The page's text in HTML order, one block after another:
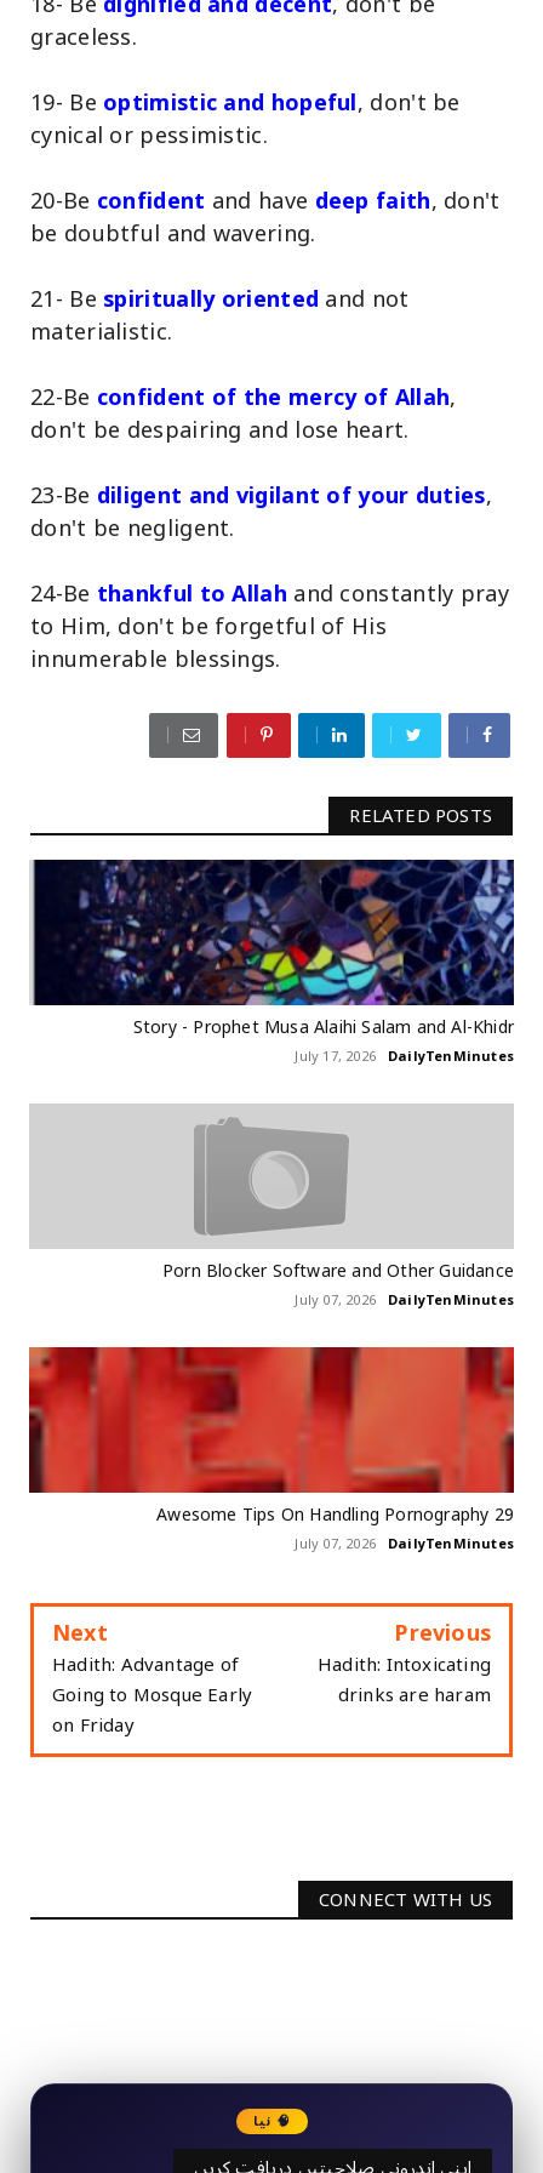
graceless.
19- Beoptimistic and hopeful, don't be
cynical or pessimistic.
20-Be confident and have deep faith, don't
be doubtful and wavering.
21- Bespiritually orientedand not
materialistic.
22-Be confident of the mercy of Allah,
don't be despairing and lose heart.
23-Be diligent and vigilant of your duties,
don't be negligent.
24-Be thankful to Allahand constantly pray
to Him, don't be forgetful of His
innumerable blessings.
RELATED POSTS
Story - Prophet Musa Alaihi Salam and Al-Khidr
DailyTenMinutes
July 17, 2026
Porn Blocker Software and Other Guidance
DailyTenMinutes
July 07, 2026
29 Awesome Tips On Handling Pornography
DailyTenMinutes
July 07, 2026
Previous
Hadith: Intoxicating
drinks are haram
Next
Hadith: Advantage of
Going to Mosque Early
on Friday
CONNECT WITH US
🧠 نیا